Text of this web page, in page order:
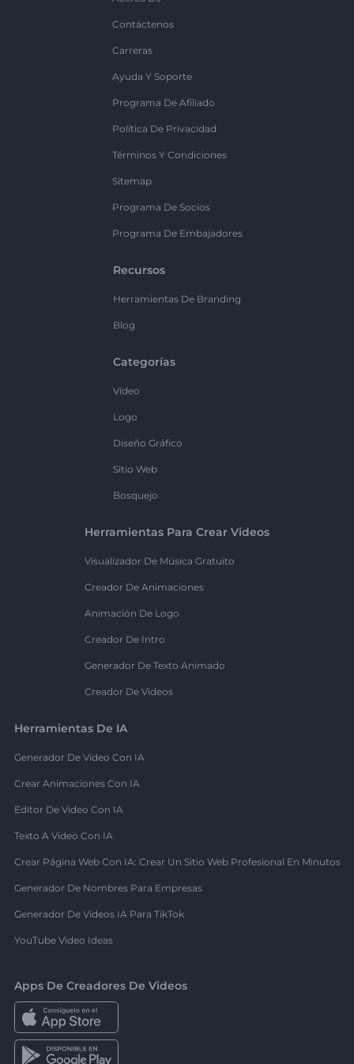
Contáctenos
Carreras
Ayuda Y Soporte
Programa De Afiliado
Política De Privacidad
Términos Y Condiciones
Sitemap
Programa De Socios
Programa De Embajadores
Recursos
Herramientas De Branding
Blog
Categorías
Vídeo
Logo
Diseño Gráfico
Sitio Web
Bosquejo
Herramientas Para Crear Videos
Visualizador De Música Gratuito
Creador De Animaciones
Animación De Logo
Creador De Intro
Generador De Texto Animado
Creador De Videos
Herramientas De IA
Generador De Video Con IA
Crear Animaciones Con IA
Editor De Video Con IA
Texto A Video Con IA
Crear Página Web Con IA: Crear Un Sitio Web Profesional En Minutos
Generador De Nombres Para Empresas
Generador De Videos IA Para TikTok
YouTube Video Ideas
Apps De Creadores De Videos